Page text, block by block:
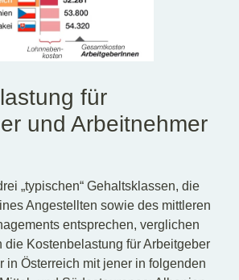
für
und Arbeitnehmer
„typischen“ Gehaltsklassen, die
Angestellten sowie des mittleren
entsprechen, verglichen
die Kostenbelastung für Arbeitgeber
in Österreich mit jener in folgenden